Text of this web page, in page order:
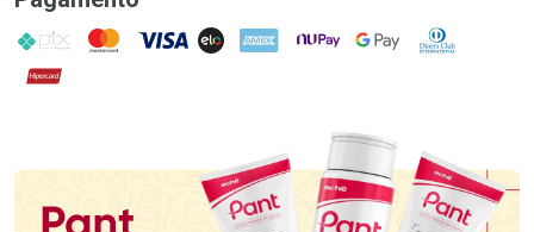
PIX MasterCard
VISA ELO AMEX NuPay Google PayDiners Club
Hipercard